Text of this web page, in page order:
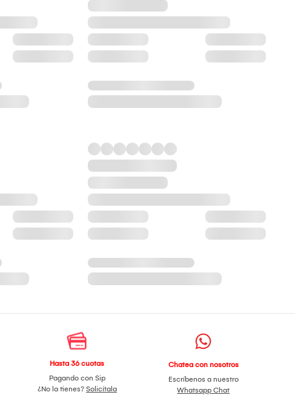
Hasta 36 cuotas
Pagando con Sip
¿No la tienes? Solicítala
Chatea con nosotros
Escríbenos a nuestro
Whatsapp Chat